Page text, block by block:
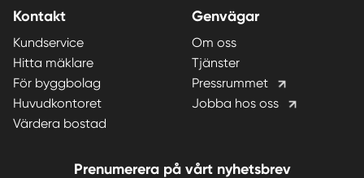
Kontakt
Kundservice
Hitta mäklare
För byggbolag
Huvudkontoret
Värdera bostad
Genvägar
Om oss
Tjänster
Pressrummet
Jobba hos oss
Prenumerera på vårt nyhetsbrev